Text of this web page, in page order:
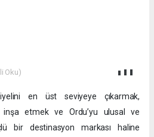
Oku)
en üst seviyeye çıkarmak,
inşa etmek ve Ordu’yu ulusal ve
bir destinasyon markası haline